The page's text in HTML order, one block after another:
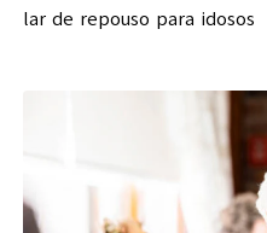
lar de repouso para idosos